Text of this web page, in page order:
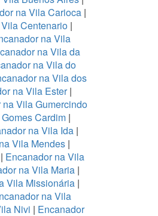
na Vila Carioca |
Centenario |
na Vila
na Vila da
na Vila do
na Vila dos
na Vila Ester|
na Vila Gumercindo
Cardim|
na Vila Ida|
Vila Mendes|
Encanador na Vila
na Vila Maria|
Vila Missionária|
na Vila
Nivi | Encanador